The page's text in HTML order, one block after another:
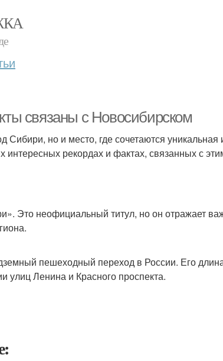
связаны с Новосибирском
но и место, где сочетаются уникальная
рекордах и фактах, связанных с
Это неофициальный титул, но он отражает
пешеходный переход в России. Его
улиц Ленина и Красного проспекта.